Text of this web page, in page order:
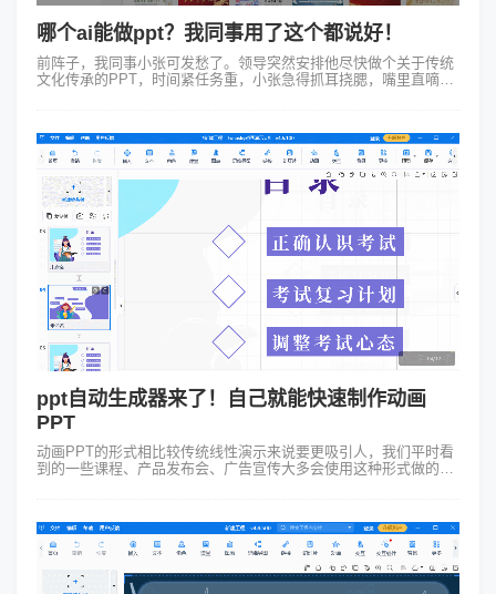
哪个ai能做ppt？我同事用了这个都说好！
前阵子，我同事小张可发愁了。领导突然安排他尽快做个关于传统
文化传承的PPT，时间紧任务重，小张急得抓耳挠腮，嘴里直嘀咕
ppt自动生成器来了！自己就能快速制作动画
PPT
动画PPT的形式相比较传统线性演示来说要更吸引人，我们平时看
到的一些课程、产品发布会、广告宣传大多会使用这种形式做的。